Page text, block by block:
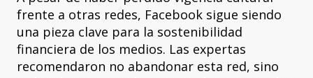
frente a otras redes, Facebook sigue siendo
una pieza clave para la sostenibilidad
financiera de los medios. Las expertas
recomendaron no abandonar esta red, sino